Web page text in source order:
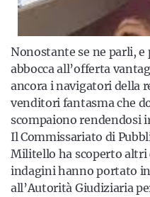
Nonostante se ne parli, e
abbocca all’offerta
ancora i navigatori della
venditori fantasma che
scompaiono rendendosi
Il Commissariato di
Militello ha scoperto altri
indagini hanno portato
all’Autorità Giudiziaria